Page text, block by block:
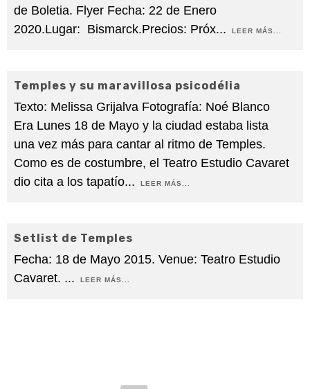
de Boletia. Flyer Fecha: 22 de Enero
2020.Lugar: Bismarck.Precios: Próx... LEER MÁS...
Temples y su maravillosa psicodélia
Texto: Melissa Grijalva Fotografía: Noé Blanco
Era Lunes 18 de Mayo y la ciudad estaba lista
una vez más para cantar al ritmo de Temples.
Como es de costumbre, el Teatro Estudio Cavaret
dio cita a los tapatío... LEER MÁS...
Setlist de Temples
Fecha: 18 de Mayo 2015. Venue: Teatro Estudio
Cavaret. ... LEER MÁS...